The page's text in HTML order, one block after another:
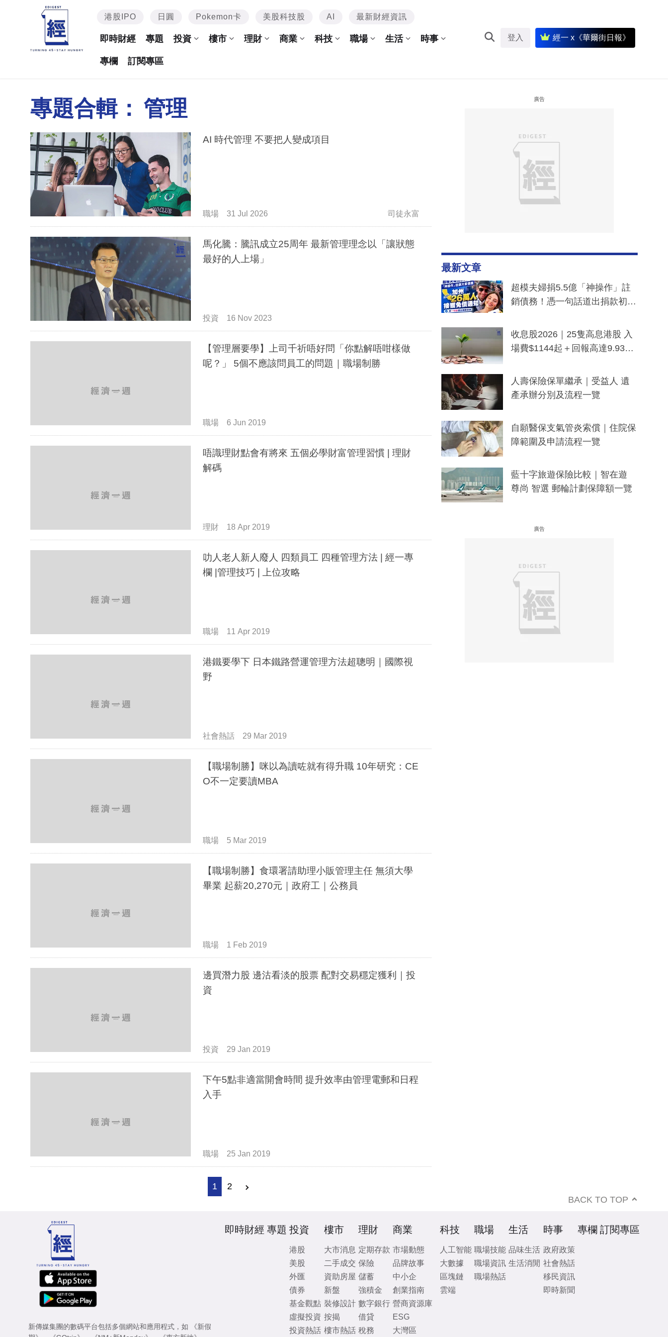
港股IPO 日圓 Pokemon卡 美股科技股 AI 最新財經資訊
即時財經 專題 投資 樓市 理財 商業 科技 職場 生活 時事
專欄 訂閱專區
登入 經一 x《華爾街日報》
專題合輯： 管理
AI 時代管理 不要把人變成項目
職場 31 Jul 2026 司徒永富
馬化騰：騰訊成立25周年 最新管理理念以「讓狀態
最好的人上場」
投資 16 Nov 2023
【管理層要學】上司千祈唔好問「你點解唔咁樣做
呢？」 5個不應該問員工的問題｜職場制勝
職場 6 Jun 2019
唔識理財點會有將來 五個必學財富管理習慣 | 理財
解碼
理財 18 Apr 2019
叻人老人新人廢人 四類員工 四種管理方法 | 經一專
欄 |管理技巧 | 上位攻略
職場 11 Apr 2019
港鐵要學下 日本鐵路營運管理方法超聰明｜國際視
野
社會熱話 29 Mar 2019
【職場制勝】咪以為讀咗就有得升職 10年研究：CE
O不一定要讀MBA
職場 5 Mar 2019
【職場制勝】食環署請助理小販管理主任 無須大學
畢業 起薪20,270元｜政府工｜公務員
職場 1 Feb 2019
邊買潛力股 邊沽看淡的股票 配對交易穩定獲利｜投
資
投資 29 Jan 2019
下午5點非適當開會時間 提升效率由管理電郵和日程
入手
職場 25 Jan 2019
1 2
廣告
最新文章
超模夫婦捐5.5億「神操作」註
銷債務！憑一句話道出捐款初
一度被誤當詐騙手段
收息股2026｜25隻高息港股 入
場費$1144起＋回報高達9.93
人壽保險保單繼承｜受益人 遺
產承辦分別及流程一覽
自願醫保支氣管炎索償｜住院保
障範圍及申請流程一覽
藍十字旅遊保險比較｜智在遊
尊尚 智選 郵輪計劃保障額一覽
廣告
BACK TO TOP
新傳媒集團的數碼平台包括多個網站和應用程式，如
《新假
即時財經 專題 投資
港股
美股
外匯
債券
基金觀點
虛擬投資
投資熱話
樓市
大市消息
二手成交
資助房屋
新盤
裝修設計
按揭
樓市熱話
理財
定期存款
保險
儲蓄
強積金
數字銀行
借貸
稅務
商業
市場動態
品牌故事
中小企
創業指南
營商資源庫
ESG
大灣區
科技
人工智能
大數據
區塊鏈
雲端
職場
職場技能
職場資訊
職場熱話
生活
品味生活
生活消閒
時事
政府政策
社會熱話
移民資訊
即時新聞
專欄 訂閱專區